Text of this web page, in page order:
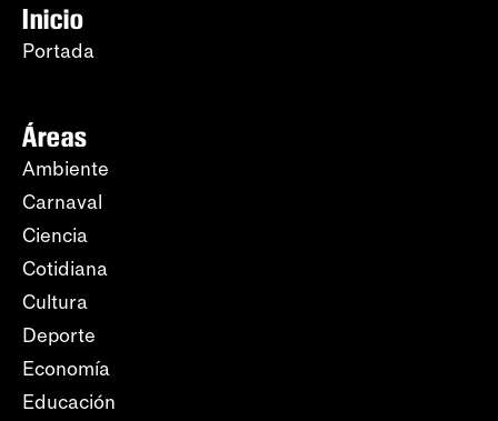
Inicio
Portada
Áreas
Ambiente
Carnaval
Ciencia
Cotidiana
Cultura
Deporte
Economía
Educación